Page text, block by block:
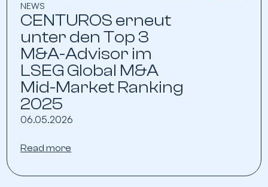
NEWS
CENTUROS erneut
unter den Top 3
M&A-Advisor im
LSEG Global M&A
Mid-Market Ranking
2025
06.05.2026
Read more